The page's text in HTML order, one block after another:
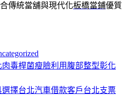
傳統當舖與現代化板橋當鋪優質
毒桿菌瘦臉利用腹部整型彰化
擇台北汽車借款客戶台北支票